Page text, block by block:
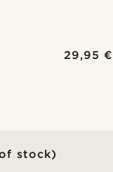
29,95 €
stock)